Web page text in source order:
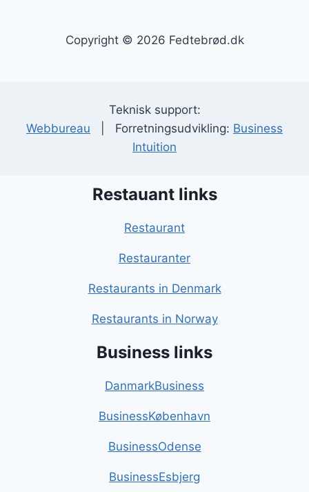
Copyright © 2026 Fedtebrød.dk
Teknisk support:
Webbureau | Forretningsudvikling: Business
Intuition
Restauant links
Restaurant
Restauranter
Restaurants in Denmark
Restaurants in Norway
Business links
DanmarkBusiness
BusinessKøbenhavn
BusinessOdense
BusinessEsbjerg